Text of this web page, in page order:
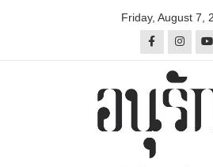
Friday, August 7,